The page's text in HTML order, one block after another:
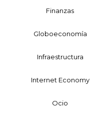
Finanzas
Globoeconomía
Infraestructura
Internet Economy
Ocio